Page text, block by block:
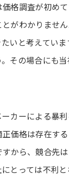
格調査が初め
がわかりませ
いと考えてい
その場合にも
カーによる暴
価格は存在す
から、競合先
とっては不利